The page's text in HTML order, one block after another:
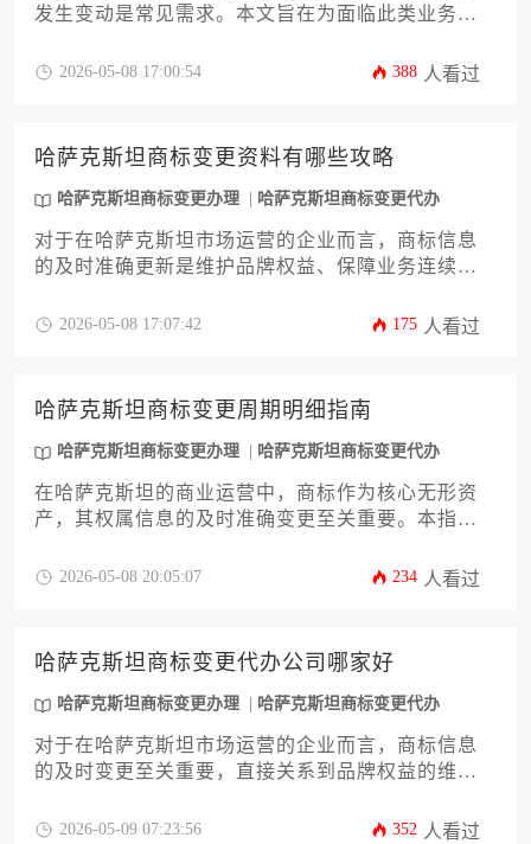
发生变动是常见需求。本文旨在为面临此类业务的
更的核心流程与潜在风险，并基于专业服务能力、
您将掌握如何高效、合规地完成哈萨克斯坦商标变
更办理，确保品牌资产在异国市场的法律安全与稳
定性。
2026-05-08 17:00:54 388 人看过
哈萨克斯坦商标变更资料有哪些攻略
哈萨克斯坦商标变更办理 哈萨克斯坦商标变更代办
对于在哈萨克斯坦市场运营的企业而言，商标信息
的及时准确更新是维护品牌权益、保障业务连续性
尽、专业的指南，系统解析在哈萨克斯坦进行商标
注册完成的完整路径，助力企业高效、合规地完成
哈萨克斯坦商标变更办理，确保品牌资产在法律层
面的稳固与清晰。
2026-05-08 17:07:42 175 人看过
哈萨克斯坦商标变更周期明细指南
哈萨克斯坦商标变更办理 哈萨克斯坦商标变更代办
在哈萨克斯坦的商业运营中，商标作为核心无形资
产，其权属信息的及时准确变更至关重要。本指南
变更周期明细指南，系统解析从准备材料到官方核
在变量，并提供优化办理时效的实用策略，助力企
业高效、稳妥地完成商标权属管理，确保品牌资产
在哈市场的法律安全与运营连贯性。对于计划进行
可或缺的实操路线图。
2026-05-08 20:05:07 234 人看过
哈萨克斯坦商标变更代办公司哪家好
哈萨克斯坦商标变更办理 哈萨克斯坦商标变更代办
对于在哈萨克斯坦市场运营的企业而言，商标信息
的及时变更至关重要，直接关系到品牌权益的维护
一份深度攻略，系统剖析如何筛选优质的哈萨克斯
2026-05-09 07:23:56 352 人看过